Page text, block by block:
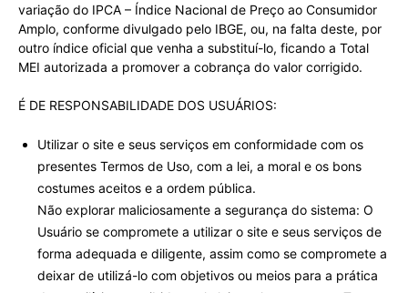
variação do IPCA – Índice Nacional de Preço ao Consumidor
Amplo, conforme divulgado pelo IBGE, ou, na falta deste, por
outro índice oficial que venha a substituí-lo, ficando a Total
MEI autorizada a promover a cobrança do valor corrigido.
É DE RESPONSABILIDADE DOS USUÁRIOS:
Utilizar o site e seus serviços em conformidade com os
presentes Termos de Uso, com a lei, a moral e os bons
costumes aceitos e a ordem pública.
Não explorar maliciosamente a segurança do sistema: O
Usuário se compromete a utilizar o site e seus serviços de
forma adequada e diligente, assim como se compromete a
deixar de utilizá-lo com objetivos ou meios para a prática